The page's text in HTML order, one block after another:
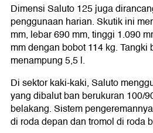
Dimensi Saluto 125 juga
penggunaan harian. Skutik ini
mm, lebar 690 mm, tinggi 1.090
mm dengan bobot 114 kg. Tangki
menampung 5,5 l.
Di sektor kaki-kaki, Saluto
yang dibalut ban berukuran 100/
belakang. Sistem
di roda depan dan tromol di roda